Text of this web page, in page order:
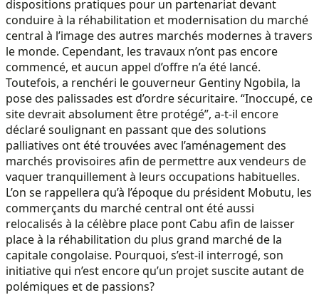
dispositions pratiques pour un partenariat devant
conduire à la réhabilitation et modernisation du marché
central à l’image des autres marchés modernes à travers
le monde. Cependant, les travaux n’ont pas encore
commencé, et aucun appel d’offre n’a été lancé.
Toutefois, a renchéri le gouverneur Gentiny Ngobila, la
pose des palissades est d’ordre sécuritaire. “Inoccupé, ce
site devrait absolument être protégé”, a-t-il encore
déclaré soulignant en passant que des solutions
palliatives ont été trouvées avec l’aménagement des
marchés provisoires afin de permettre aux vendeurs de
vaquer tranquillement à leurs occupations habituelles.
L’on se rappellera qu’à l’époque du président Mobutu, les
commerçants du marché central ont été aussi
relocalisés à la célèbre place pont Cabu afin de laisser
place à la réhabilitation du plus grand marché de la
capitale congolaise. Pourquoi, s’est-il interrogé, son
initiative qui n’est encore qu’un projet suscite autant de
polémiques et de passions?